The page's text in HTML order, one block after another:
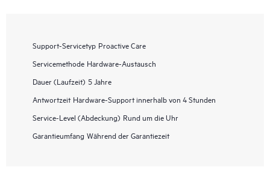
Support-Servicetyp Proactive Care
Servicemethode Hardware-Austausch
Dauer (Laufzeit) 5 Jahre
Antwortzeit Hardware-Support innerhalb von 4 Stunden
Service-Level (Abdeckung) Rund um die Uhr
Garantieumfang Während der Garantiezeit